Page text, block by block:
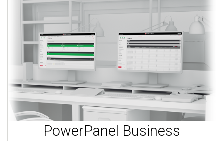
PowerPanel Business